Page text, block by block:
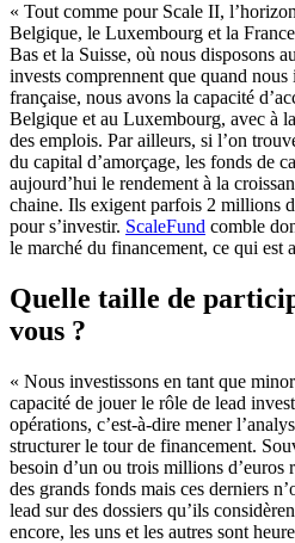
« Tout comme pour Scale II,
Belgique, le Luxembourg et la
Bas et la Suisse, où nous disposons
invests comprennent que quand nous
française, nous avons la capacité
Belgique et au Luxembourg, avec à
des emplois. Par ailleurs, si l’on
du capital d’amorçage, les fonds de
aujourd’hui le rendement à la
chaine. Ils exigent parfois 2 millions
pour s’investir. ScaleFund comble
le marché du financement, ce qui est
Quelle taille de
vous ?
« Nous investissons en tant que
capacité de jouer le rôle de lead
opérations, c’est-à-dire mener
structurer le tour de financement.
besoin d’un ou trois millions
des grands fonds mais ces derniers
lead sur des dossiers qu’ils
encore, les uns et les autres sont